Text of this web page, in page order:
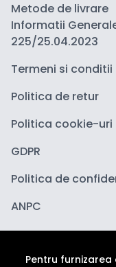
Metode de livrare
Informatii
225/25.04.2023
Termeni si conditii
Politica de retur
Politica cookie-uri
GDPR
Politica de
ANPC
Pentru